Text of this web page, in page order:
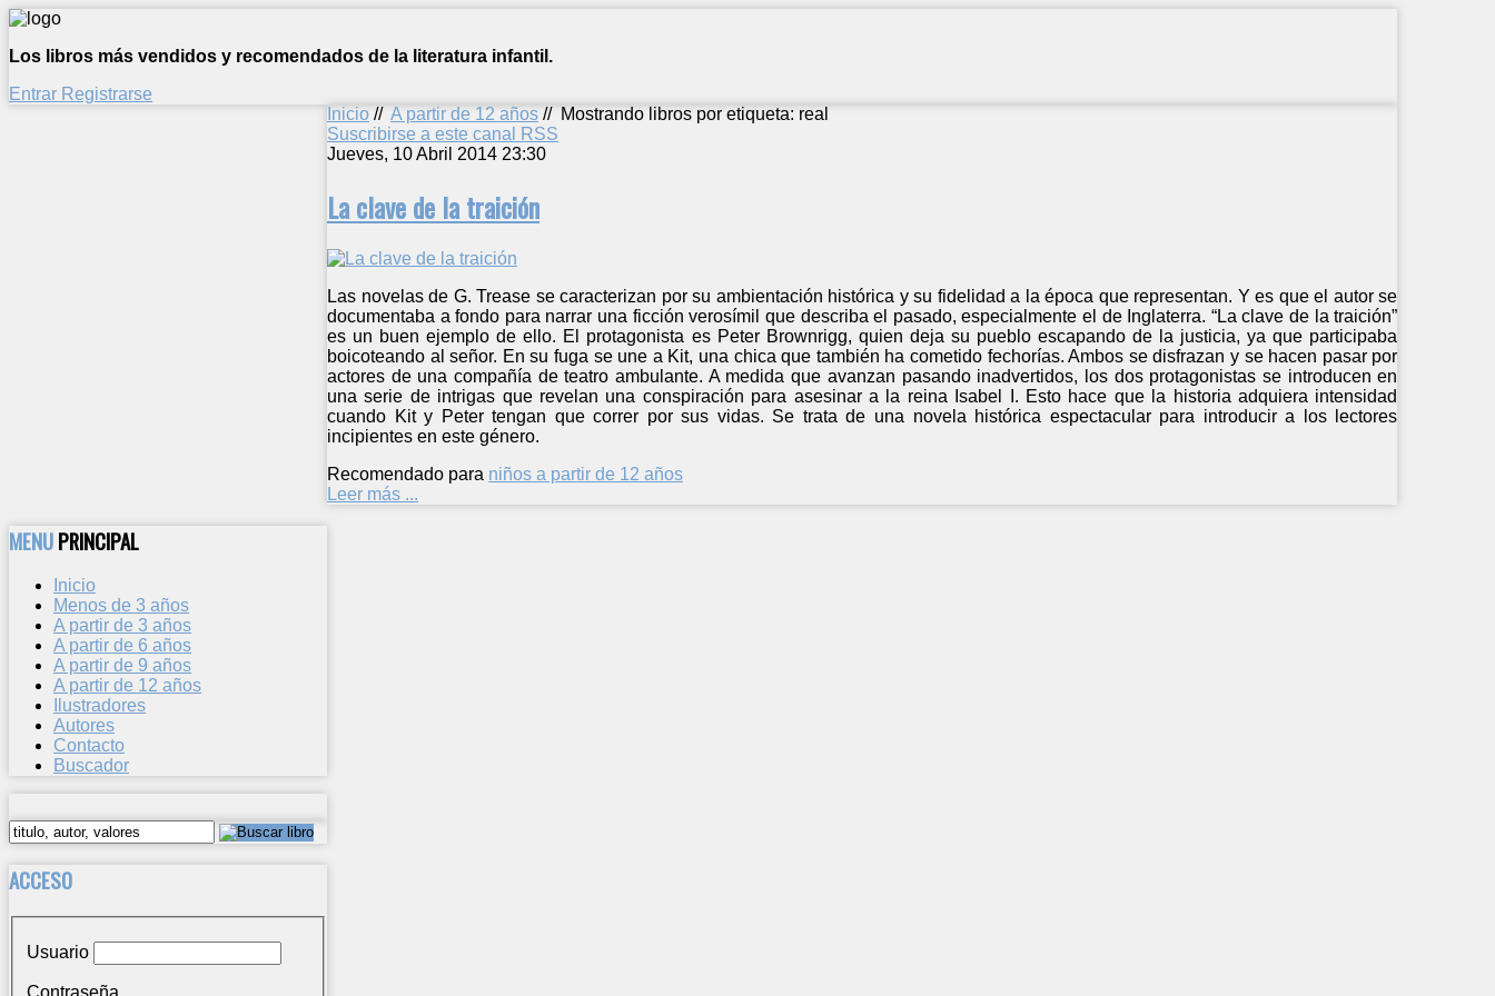
Los libros más vendidos y recomendados de la literatura infantil.
Entrar Registrarse
Inicio // A partir de 12 años // Mostrando libros por etiqueta: real
Suscribirse a este canal RSS
Jueves, 10 Abril 2014 23:30
La clave de la traición
Las novelas de G. Trease se caracterizan por su ambientación histórica y su fidelidad a la época que representan. Y es que el autor se
documentaba a fondo para narrar una ficción verosímil que describa el pasado, especialmente el de Inglaterra. “La clave de la traición”
es un buen ejemplo de ello. El protagonista es Peter Brownrigg, quien deja su pueblo escapando de la justicia, ya que participaba
boicoteando al señor. En su fuga se une a Kit, una chica que también ha cometido fechorías. Ambos se disfrazan y se hacen pasar por
actores de una compañía de teatro ambulante. A medida que avanzan pasando inadvertidos, los dos protagonistas se introducen en
una serie de intrigas que revelan una conspiración para asesinar a la reina Isabel I. Esto hace que la historia adquiera intensidad
cuando Kit y Peter tengan que correr por sus vidas. Se trata de una novela histórica espectacular para introducir a los lectores
incipientes en este género.
Recomendado para niños a partir de 12 años
Leer más ...
MENUPRINCIPAL
Inicio
Menos de 3 años
A partir de 3 años
A partir de 6 años
A partir de 9 años
A partir de 12 años
Ilustradores
Autores
Contacto
Buscador
ACCESO
Usuario